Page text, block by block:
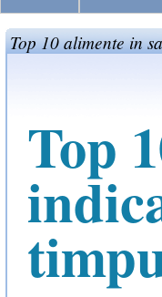
Top 10 alimente in
Top